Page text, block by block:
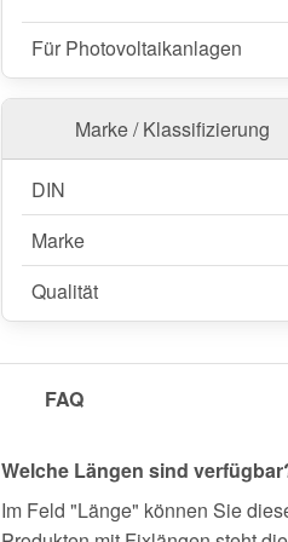
Für Photovoltaikanlagen
Marke / Klassifizierung
DIN
Marke
Qualität
FAQ
Welche Längen sind
Im Feld "Länge" können Sie